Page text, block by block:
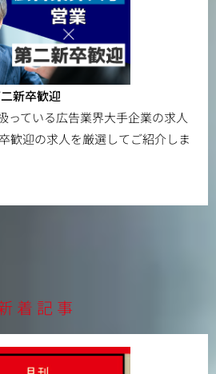
新卒歓迎
っている広告業界大手企業の求人
歓迎の求人を厳選してご紹介しま
着記事